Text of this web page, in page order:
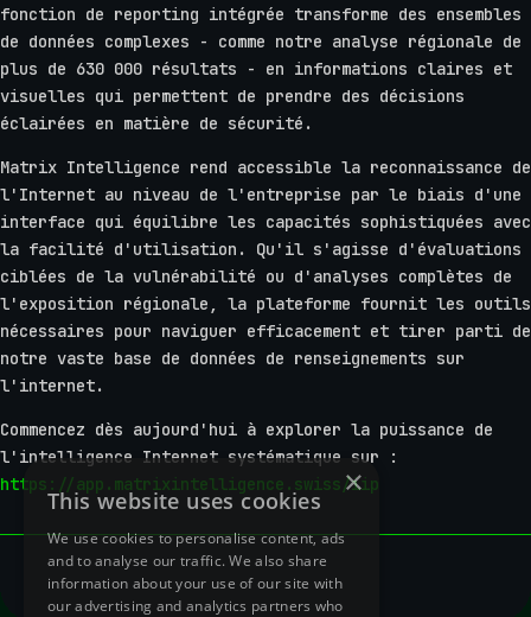
fonction de reporting intégrée transforme des ensembles
de données complexes - comme notre analyse régionale de
plus de 630 000 résultats - en informations claires et
visuelles qui permettent de prendre des décisions
éclairées en matière de sécurité.
Matrix Intelligence rend accessible la reconnaissance de
l'Internet au niveau de l'entreprise par le biais d'une
interface qui équilibre les capacités sophistiquées avec
la facilité d'utilisation. Qu'il s'agisse d'évaluations
ciblées de la vulnérabilité ou d'analyses complètes de
l'exposition régionale, la plateforme fournit les outils
nécessaires pour naviguer efficacement et tirer parti de
notre vaste base de données de renseignements sur
l'internet.
Commencez dès aujourd'hui à explorer la puissance de
l'intelligence Internet systématique sur :
https://app.matrixintelligence.swiss/iip
×
This website uses cookies
We use cookies to personalise content, ads
and to analyse our traffic. We also share
information about your use of our site with
our advertising and analytics partners who